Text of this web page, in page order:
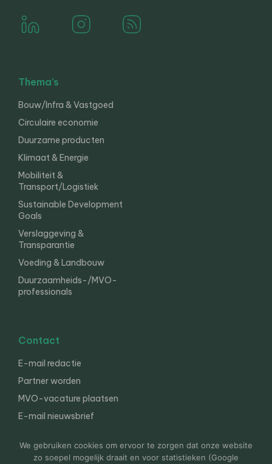
Thema’s
Bouw/Infra & Vastgoed
Circulaire economie
Duurzame producten
Klimaat & Energie
Mobiliteit &
Transport/Logistiek
Sustainable Development
Goals
Verslaggeving &
Transparantie
Voeding & Landbouw
Duurzaamheids-/MVO-
professionals
Contact
E-mail redactie
Partner worden
MVO-vacature plaatsen
E-mail nieuwsbrief
We gebruiken cookies om ervoor te zorgen dat onze website
zo soepel mogelijk draait en voor statistieken (Google